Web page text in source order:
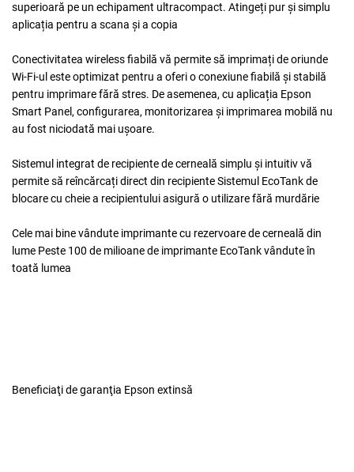
superioară pe un echipament ultracompact. Atingeți pur și simplu
aplicația pentru a scana și a copia
Conectivitatea wireless fiabilă vă permite să imprimați de oriunde
Wi-Fi-ul este optimizat pentru a oferi o conexiune fiabilă și stabilă
pentru imprimare fără stres. De asemenea, cu aplicația Epson
Smart Panel, configurarea, monitorizarea și imprimarea mobilă nu
au fost niciodată mai ușoare.
Sistemul integrat de recipiente de cerneală simplu și intuitiv vă
permite să reîncărcați direct din recipienteSistemul EcoTank de
blocare cu cheie a recipientului asigură o utilizare fără murdărie
Cele mai bine vândute imprimante cu rezervoare de cerneală din
lume Peste 100 de milioane de imprimante EcoTank vândute în
toată lumea
Beneficiaţi degaranţia Epson extinsă